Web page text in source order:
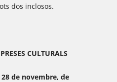
dos inclosos.
CULTURALS
28 de novembre, de